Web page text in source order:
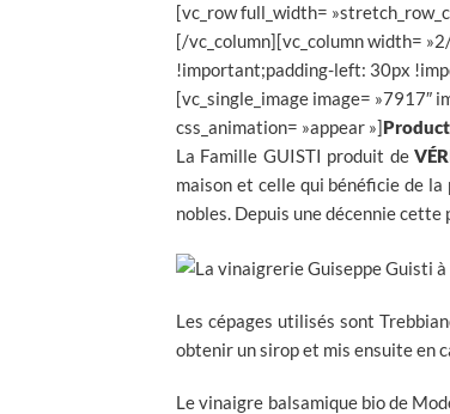
[vc_row full_width=
[/vc_column][vc_column width=
!important;padding-left: 30px
[vc_single_image image= »7917″
css_animation= »appear »]
La Famille GUISTI produit de
maison et celle qui bénéficie de
nobles. Depuis une décennie
Les cépages utilisés sont
obtenir un sirop et mis ensuite en
Le vinaigre balsamique bio de